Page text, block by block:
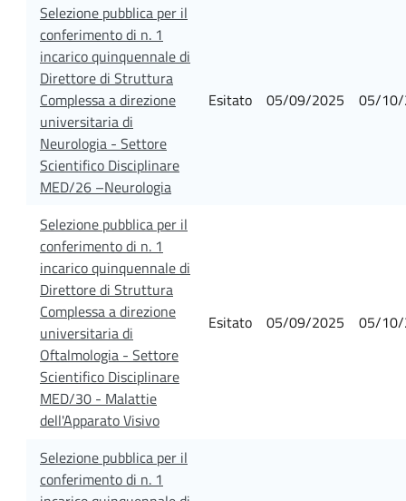
Selezione pubblica per il
conferimento di n. 1
incarico quinquennale di
Direttore di Struttura
Complessa a direzione
universitaria di
Neurologia - Settore
Scientifico Disciplinare
MED/26 –Neurologia
Esitato 05/09/2025 05/
Selezione pubblica per il
conferimento di n. 1
incarico quinquennale di
Direttore di Struttura
Complessa a direzione
universitaria di
Oftalmologia - Settore
Scientifico Disciplinare
MED/30 - Malattie
dell'Apparato Visivo
Esitato 05/09/2025 05/
Selezione pubblica per il
conferimento di n. 1